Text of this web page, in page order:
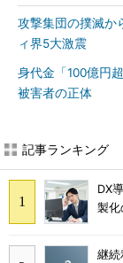
攻撃集団の撲滅
ィ界5大激震
身代金「100億円
被害者の正体
記事ランキング
DX
製化
継